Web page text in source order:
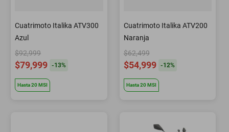
Cuatrimoto Italika ATV300
Azul
$92,999
$79,999 -13%
Hasta20 MSI
Cuatrimoto Italika ATV200
Naranja
$62,499
$54,999 -12%
Hasta20MSI